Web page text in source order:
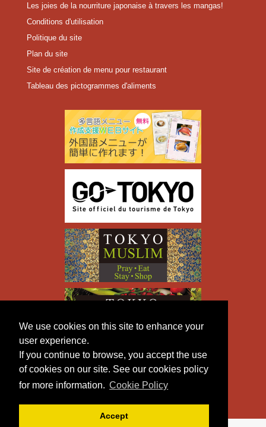
We use cookies on this site to enhance your
user experience.
If you continue to browse, you accept the use
of cookies on our site. See our cookies policy
for more information. Cookie Policy
Accept
Les joies de la nourriture japonaise à travers les mangas!
Conditions d'utilisation
Politique du site
Plan du site
Site de création de menu pour restaurant
Tableau des pictogrammes d'aliments